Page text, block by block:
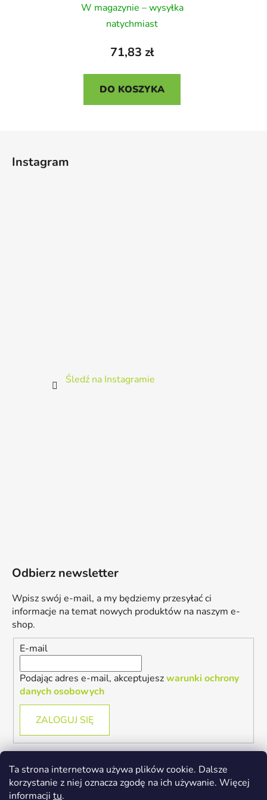
Ta strona internetowa używa plików cookie. Dalsze
korzystanie z niej oznacza zgodę na ich używanie. Więcej
informacji tu.
ocena
produktu
wynosi
na
5
W magazynie – wysyłka
natychmiast
71,83 zł
DO KOSZYKA
Instagram
Śledź na Instagramie
Odbierz newsletter
Wpisz swój e-mail, a my będziemy przesyłać ci
informacje na temat nowych produktów na naszym e-
shop.
E-mail
Podając adres e-mail, akceptujeszwarunki ochrony
danych osobowych
ZALOGUJ SIĘ